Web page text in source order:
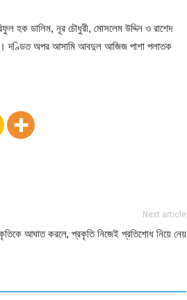
হক ডালিম, নূর চৌধুরী, মোসলেম উদ্দিন ও রাশেদ
দণ্ডিত অপর আসামি আবদুল আজিজ পাশা পলাতক
Next article
আঘাত করলে, প্রকৃতি নিজেই প্রতিশোধ নিয়ে নেয়